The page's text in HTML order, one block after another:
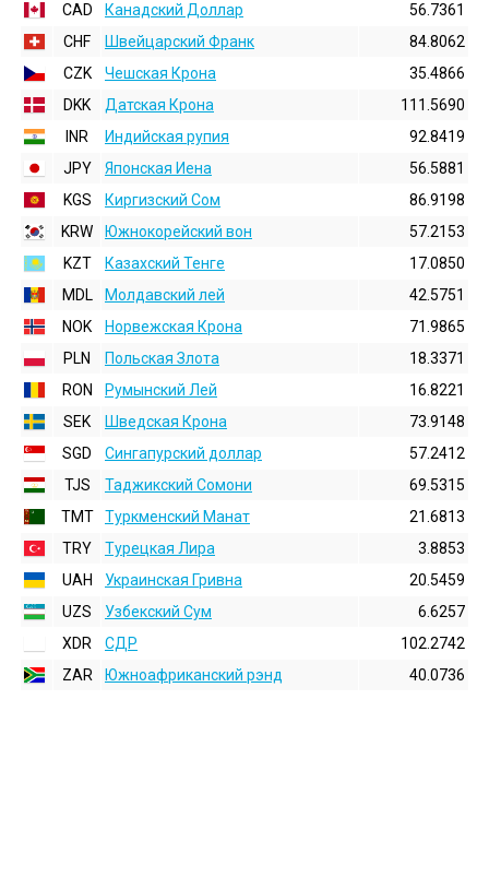
CAD
Канадский Доллар
56.7361
CHF
Швейцарский Франк
84.8062
CZK
Чешская Крона
35.4866
DKK
Датская Крона
111.5690
INR
Индийская pупия
92.8419
JPY
Японская Иена
56.5881
KGS
Киргизский Сом
86.9198
KRW
Южнокорейский вон
57.2153
KZT
Казахский Тенге
17.0850
MDL
Молдавский лей
42.5751
NOK
Норвежская Крона
71.9865
PLN
Польская Злота
18.3371
RON
Румынский Лей
16.8221
SEK
Шведская Крона
73.9148
SGD
Сингапурский доллар
57.2412
TJS
Таджикский Сомони
69.5315
TMT
Туркменский Манат
21.6813
TRY
Турецкая Лира
3.8853
UAH
Украинская Гривна
20.5459
UZS
Узбекский Сум
6.6257
XDR
СДР
102.2742
ZAR
Южноафриканский рэнд 40.0736